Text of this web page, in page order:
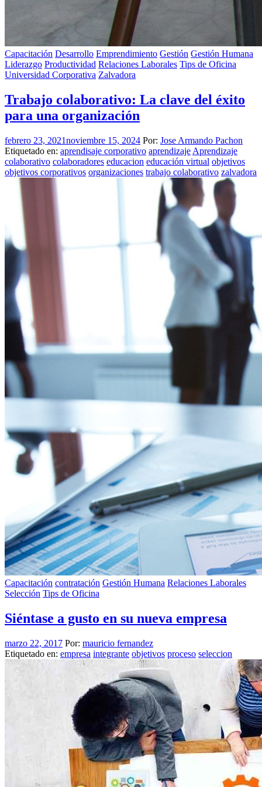
Capacitación Desarrollo Emprendimiento Gestión Gestión Humana
Liderazgo Productividad Relaciones Laborales Tips de Oficina
Universidad Corporativa Zalvadora
Trabajo colaborativo: La clave del éxito
para una organización
febrero 23, 2021noviembre 15, 2024 Por: Jose Armando Pachon
Etiquetado en: aprendisaje corporativo aprendizaje Aprendizaje
colaborativo colaboradores educacion educación virtual objetivos
objetivos corporativos organizaciones trabajo colaborativo zalvadora
Capacitación contratación Gestión Humana Relaciones Laborales
Selección Tips de Oficina
Siéntase a gusto en su nueva empresa
marzo 22, 2017 Por: mauricio fernandez
Etiquetado en: empresa integrante objetivos proceso seleccion